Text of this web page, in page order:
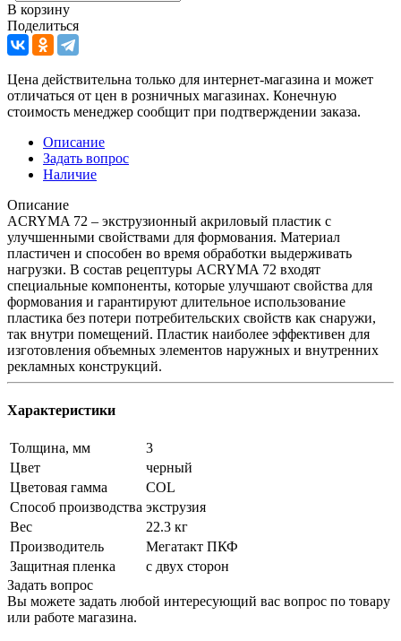
В корзину
Поделиться
Цена действительна только для интернет-магазина и может
отличаться от цен в розничных магазинах. Конечную
стоимость менеджер сообщит при подтверждении заказа.
Описание
Задать вопрос
Наличие
Описание
ACRYMA 72 – экструзионный акриловый пластик с
улучшенными свойствами для формования. Материал
пластичен и способен во время обработки выдерживать
нагрузки. В состав рецептуры ACRYMA 72 входят
специальные компоненты, которые улучшают свойства для
формования и гарантируют длительное использование
пластика без потери потребительских свойств как снаружи,
так внутри помещений. Пластик наиболее эффективен для
изготовления объемных элементов наружных и внутренних
рекламных конструкций.
Характеристики
Толщина, мм
3
Цвет
черный
Цветовая гамма
COL
Способ производства экструзия
Вес
22.3 кг
Производитель
Мегатакт ПКФ
Защитная пленка
с двух сторон
Задать вопрос
Вы можете задать любой интересующий вас вопрос по товару
или работе магазина.